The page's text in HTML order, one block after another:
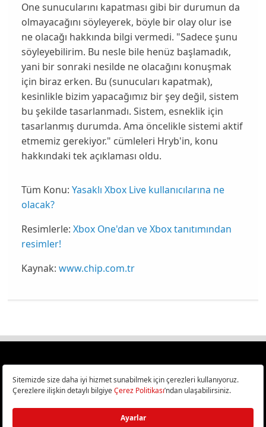
One sunucularını kapatması gibi bir durumun da
olmayacağını söyleyerek, böyle bir olay olur ise
ne olacağı hakkında bilgi vermedi. "Sadece şunu
söyleyebilirim. Bu nesle bile henüz başlamadık,
yani bir sonraki nesilde ne olacağını konuşmak
için biraz erken. Bu (sunucuları kapatmak),
kesinlikle bizim yapacağımız bir şey değil, sistem
bu şekilde tasarlanmadı. Sistem, esneklik için
tasarlanmış durumda. Ama öncelikle sistemi aktif
etmemiz gerekiyor." cümleleri Hryb'in, konu
hakkındaki tek açıklaması oldu.
Tüm Konu: Yasaklı Xbox Live kullanıcılarına ne
olacak?
Resimlerle: Xbox One'dan ve Xbox tanıtımından
resimler!
Kaynak: www.chip.com.tr
Türkiye
Bilişim ve Teknoloji Haberleri CHIP Online’da!